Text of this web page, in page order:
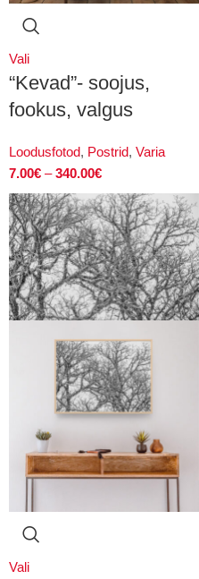
Vali
“Kevad”- soojus,
fookus, valgus
Loodusfotod, Postrid, Varia
7.00€ – 340.00€
Vali